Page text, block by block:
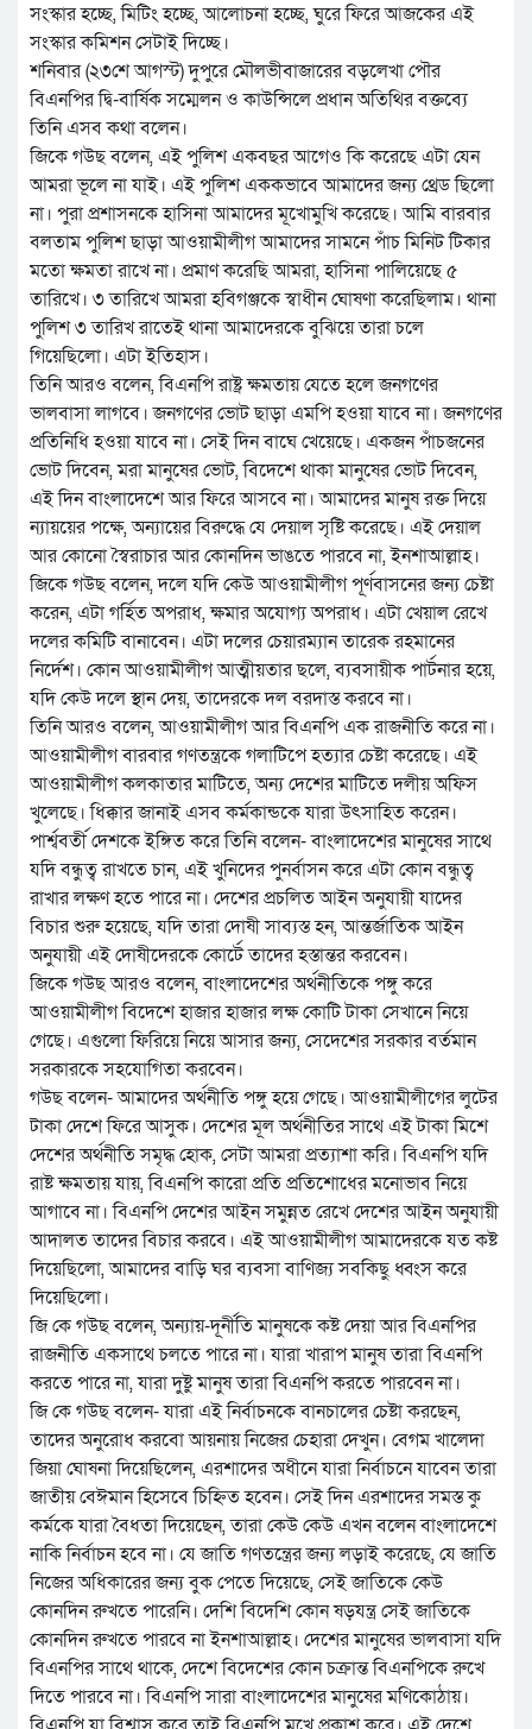
সংস্কার হচ্ছে, মিটিং হচ্ছে, আলোচনা হচ্ছে, ঘুরে ফিরে আজকের এই
সংস্কার কমিশন সেটাই দিচ্ছে।
শনিবার (২৩শে আগস্ট) দুপুরে মৌলভীবাজারের বড়লেখা পৌর
বিএনপির দ্বি-বার্ষিক সম্মেলন ও কাউন্সিলে প্রধান অতিথির বক্তব্যে
তিনি এসব কথা বলেন।
জিকে গউছ বলেন, এই পুলিশ একবছর আগেও কি করেছে এটা যেন
আমরা ভূলে না যাই। এই পুলিশ এককভাবে আমাদের জন্য থ্রেড ছিলো
না। পুরা প্রশাসনকে হাসিনা আমাদের মূখোমুখি করেছে। আমি বারবার
বলতাম পুলিশ ছাড়া আওয়ামীলীগ আমাদের সামনে পাঁচ মিনিট টিকার
মতো ক্ষমতা রাখে না। প্রমাণ করেছি আমরা, হাসিনা পালিয়েছে ৫
তারিখে। ৩ তারিখে আমরা হবিগঞ্জকে স্বাধীন ঘোষণা করেছিলাম। থানা
পুলিশ ৩ তারিখ রাতেই থানা আমাদেরকে বুঝিয়ে তারা চলে
গিয়েছিলো। এটা ইতিহাস।
তিনি আরও বলেন, বিএনপি রাষ্ট্র ক্ষমতায় যেতে হলে জনগণের
ভালবাসা লাগবে। জনগণের ভোট ছাড়া এমপি হ‌ওয়া যাবে না। জনগণের
প্রতিনিধি হ‌ওয়া যাবে না। সেই দিন বাঘে খেয়েছে।‌ একজন পাঁচজনের
ভোট দিবেন, মরা মানুষের ভোট, বিদেশে থাকা মানুষের ভোট দিবেন,
এই দিন বাংলাদেশে আর ফিরে আসবে না। আমাদের মানুষ রক্ত দিয়ে
ন্যায়য়ের পক্ষে, অন্যায়ের বিরুদ্ধে যে দেয়াল সৃষ্টি করেছে। এই দেয়াল
আর কোনো স্বৈরাচার আর কোনদিন ভাঙতে পারবে না, ইনশাআল্লাহ।
জিকে গ‌উছ বলেন, দলে যদি কেউ আওয়ামীলীগ পূর্ণবাসনের জন্য চেষ্টা
করেন, এটা গর্হিত অপরাধ, ক্ষমার অযোগ্য অপরাধ। এটা খেয়াল রেখে
দলের কমিটি বানাবেন। এটা দলের চেয়ারম্যান তারেক রহমানের
নির্দেশ। কোন আওয়ামীলীগ আত্মীয়তার ছলে, ব্যবসায়ীক পার্টনার হয়ে,
যদি কেউ দলে স্থান দেয়, তাদেরকে দল বরদাস্ত করবে না।
তিনি আরও বলেন, আওয়ামীলীগ আর বিএনপি এক রাজনীতি করে না।
আওয়ামীলীগ বারবার গণতন্ত্রকে গলাটিপে হত্যার চেষ্টা করেছে। এই
আওয়ামীলীগ কলকাতার মাটিতে, অন্য দেশের মাটিতে দলীয় অফিস
খুলেছে।‌ ধিক্কার জানাই এসব কর্মকান্ডকে যারা উৎসাহিত করেন।
পার্শ্ববর্তী দেশকে ইঙ্গিত করে তিনি বলেন- বাংলাদেশের মানুষের সাথে
যদি বন্ধুত্ব রাখতে চান, এই খুনিদের পুনর্বাসন করে এটা কোন বন্ধুত্ব
রাখার লক্ষণ হতে পারে না। দেশের প্রচলিত আইন অনুযায়ী যাদের
বিচার শুরু হয়েছে, যদি তারা দোষী সাব্যস্ত হন, আন্তর্জাতিক আইন
অনুযায়ী এই দোষীদেরকে কোর্টে তাদের হস্তান্তর করবেন।‌
জিকে গ‌উছ আরও বলেন, বাংলাদেশের অর্থনীতিকে পঙ্গু করে
আওয়ামীলীগ বিদেশে হাজার হাজার লক্ষ কোটি টাকা সেখানে নিয়ে
গেছে। এগুলো ফিরিয়ে নিয়ে আসার জন্য, সেদেশের সরকার বর্তমান
সরকারকে সহযোগিতা করবেন।
গউছ বলেন- আমাদের অর্থনীতি পঙ্গু হয়ে গেছে। আওয়ামীলীগের লুটের
টাকা দেশে ফিরে আসুক। দেশের মূল অর্থনীতির সাথে এই টাকা মিশে
দেশের অর্থনীতি সমৃদ্ধ হোক, সেটা আমরা প্রত্যাশা করি। বিএনপি যদি
রাষ্ট ক্ষমতায় যায়, বিএনপি কারো প্রতি প্রতিশোধের মনোভাব নিয়ে
আগাবে না। বিএনপি দেশের আইন সমুন্নত রেখে দেশের আইন অনুযায়ী
আদালত তাদের বিচার করবে। এই আওয়ামীলীগ আমাদেরকে যত কষ্ট
দিয়েছিলো, আমাদের বাড়ি ঘর ব্যবসা বাণিজ্য সবকিছু ধ্বংস করে
দিয়েছিলো।
জি কে গউছ বলেন, অন্যায়-দূর্নীতি মানুষকে কষ্ট দেয়া আর বিএনপির
রাজনীতি একসাথে চলতে পারে না। যারা খারাপ মানুষ তারা বিএনপি
করতে পারে না, যারা দুষ্টু মানুষ তারা বিএনপি করতে পারবেন না।
জি কে গউছ বলেন- যারা এই নির্বাচনকে বানচালের চেষ্টা করছেন,
তাদের অনুরোধ করবো আয়নায় নিজের চেহারা দেখুন। বেগম খালেদা
জিয়া ঘোষনা দিয়েছিলেন, এরশাদের অধীনে যারা নির্বাচনে যাবেন তারা
জাতীয় বেঈমান হিসেবে চিহ্নিত হবেন। সেই দিন এরশাদের সমস্ত কু
কর্মকে যারা বৈধতা দিয়েছেন, তারা কেউ কেউ এখন বলেন বাংলাদেশে
নাকি নির্বাচন হবে না। যে জাতি গণতন্ত্রের জন্য লড়াই করেছে, যে জাতি
নিজের অধিকারের জন্য বুক পেতে দিয়েছে, সেই জাতিকে কেউ
কোনদিন রুখতে পারেনি। দেশি বিদেশি কোন ষড়যন্ত্র সেই জাতিকে
কোনদিন রুখতে পারবে না ইনশাআল্লাহ। দেশের মানুষের ভালবাসা যদি
বিএনপির সাথে থাকে, দেশে বিদেশের কোন চক্রান্ত বিএনপিকে রুখে
দিতে পারবে না। বিএনপি সারা বাংলাদেশের মানুষের মণিকোঠায়।